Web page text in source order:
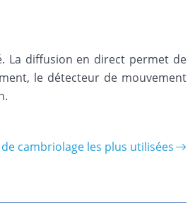
La diffusion en direct permet de
le détecteur de mouvement
cambriolage les plus utilisées